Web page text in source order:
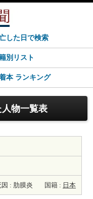
人物一覧表
因 : 肋膜炎 国籍 : 日本
した日で検索
別リスト
本 ランキング